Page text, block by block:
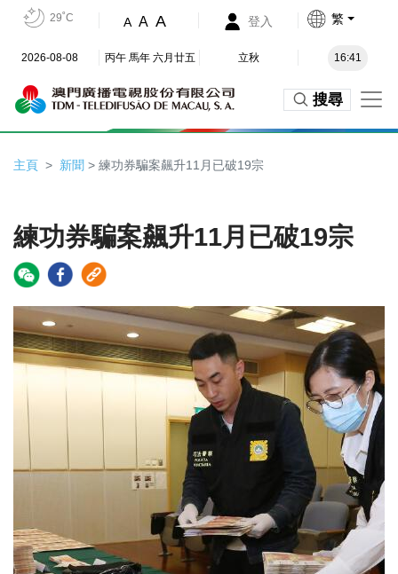
29˚C A A A 登入 繁
2026-08-08 丙午 馬年 六月廿五 立秋 16:41
搜尋
主頁 新聞 > 練功券騙案飆升11月已破19宗
練功券騙案飆升11月已破19宗